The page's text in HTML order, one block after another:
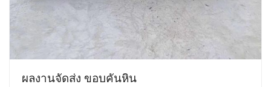
ผลงานจัดส่ง ขอบคันหิน